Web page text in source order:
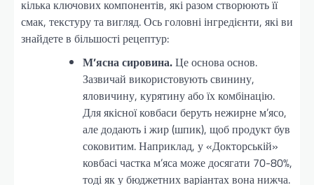
кілька ключових компонентів, які разом створюють її
смак, текстуру та вигляд. Ось головні інгредієнти, які ви
знайдете в більшості рецептур:
М’ясна сировина.Це основа основ.
Зазвичай використовують свинину,
яловичину, курятину або їх комбінацію.
Для якісної ковбаси беруть нежирне м’ясо,
але додають і жир (шпик), щоб продукт був
соковитим. Наприклад, у «Докторській»
ковбасі частка м’яса може досягати 70-80%,
тоді як у бюджетних варіантах вона нижча.